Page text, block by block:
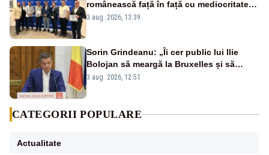
românească față în față cu mediocritatea
statului român”
3 aug. 2026, 13:39
Sorin Grindeanu: „Îi cer public lui Ilie
Bolojan să meargă la Bruxelles și să
amâne închiderea termocentralelor” –
3 aug. 2026, 12:51
CATEGORII POPULARE
Actualitate